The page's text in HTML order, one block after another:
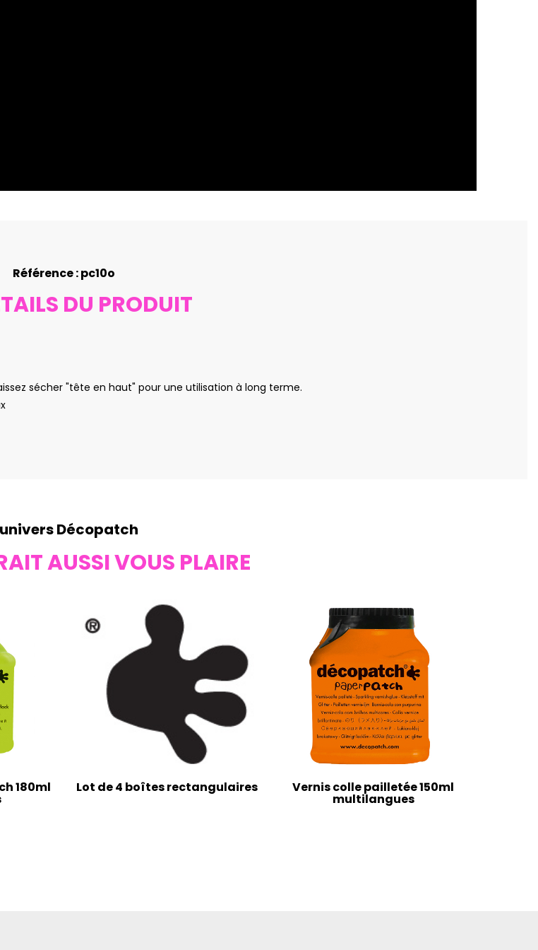
Référence : pc10o
DU PRODUIT
sécher "tête en haut" pour une utilisation à long terme.
Décopatch
AUSSI VOUS PLAIRE
180ml Lot de 4 boîtes rectangulaires Vernis colle pailletée 150ml
multilangues